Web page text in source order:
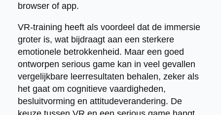
browser of app.
VR-training heeft als voordeel dat de immersie
groter is, wat bijdraagt aan een sterkere
emotionele betrokkenheid. Maar een goed
ontworpen serious game kan in veel gevallen
vergelijkbare leerresultaten behalen, zeker als
het gaat om cognitieve vaardigheden,
besluitvorming en attitudeverandering. De